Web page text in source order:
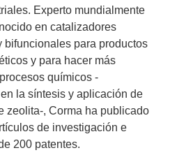
Experto mundialmente
en catalizadores
bifuncionales para productos
y para hacer más
químicos -
la síntesis y aplicación de
zeolita-, Corma ha publicado
de investigación e
200 patentes.